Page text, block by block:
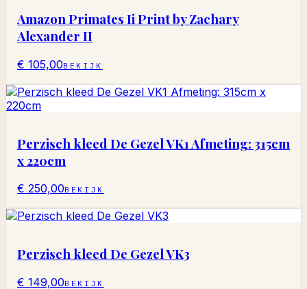
Amazon Primates Ii Print by Zachary
Alexander II
€ 105,00BEKIJK
Perzisch kleed De Gezel VK1 Afmeting: 315cm
x 220cm
€ 250,00BEKIJK
Perzisch kleed De Gezel VK3
€ 149,00BEKIJK